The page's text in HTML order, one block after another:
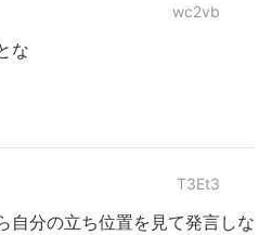
wc2vb
な
T3Et3
自分の立ち位置を見て発言しな